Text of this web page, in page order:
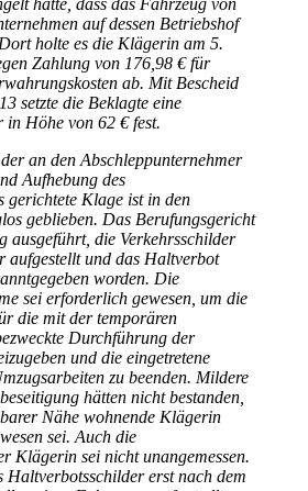
hatte, dass das Fahrzeug von
auf dessen Betriebshof
holte es die Klägerin am 5.
Zahlung von 176,98 € für
ab. Mit Bescheid
setzte die Beklagte eine
in Höhe von 62 € fest.
an den Abschleppunternehmer
Aufhebung des
gerichtete Klage ist in den
geblieben. Das Berufungsgericht
ausgeführt, die Verkehrsschilder
aufgestellt und das Haltverbot
worden. Die
sei erforderlich gewesen, um die
die mit der temporären
Durchführung der
und die eingetretene
zu beenden. Mildere
hätten nicht bestanden,
Nähe wohnende Klägerin
sei. Auch die
Klägerin sei nicht unangemessen.
Haltverbotsschilder erst nach dem